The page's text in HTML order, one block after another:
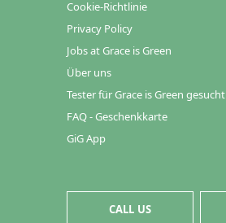
Cookie-Richtlinie
Privacy Policy
Jobs at Grace is Green
Über uns
Tester für Grace is Green gesucht
FAQ - Geschenkkarte
GiG App
CALL US